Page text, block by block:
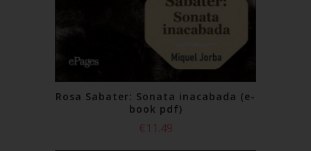
Rosa Sabater: Sonata inacabada (e-
book pdf)
€11.49